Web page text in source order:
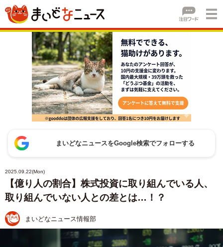
まいどなニュースをGoogle検索でフォローする
2025.09.22(Mon)
【億り人の割合】株式投資に取り組んでいる人、
取り組んでいない人との差とは…！？
まいどなニュース情報部